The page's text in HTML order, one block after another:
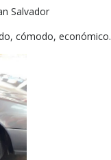
Salvador
cómodo, económico.